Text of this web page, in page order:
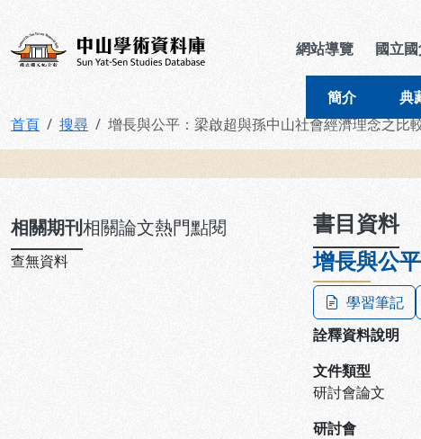
中山學術資料庫 網站導覽 國立
簡介 典
首頁 搜尋 增長與公平：梁啟超與孫中山社會經濟理念之比
相關期刊相關論文熱門點閱
查無資料
書目資料
增長與公
學習筆記
詮釋資料說明
文件類型
研討會論文
研討會